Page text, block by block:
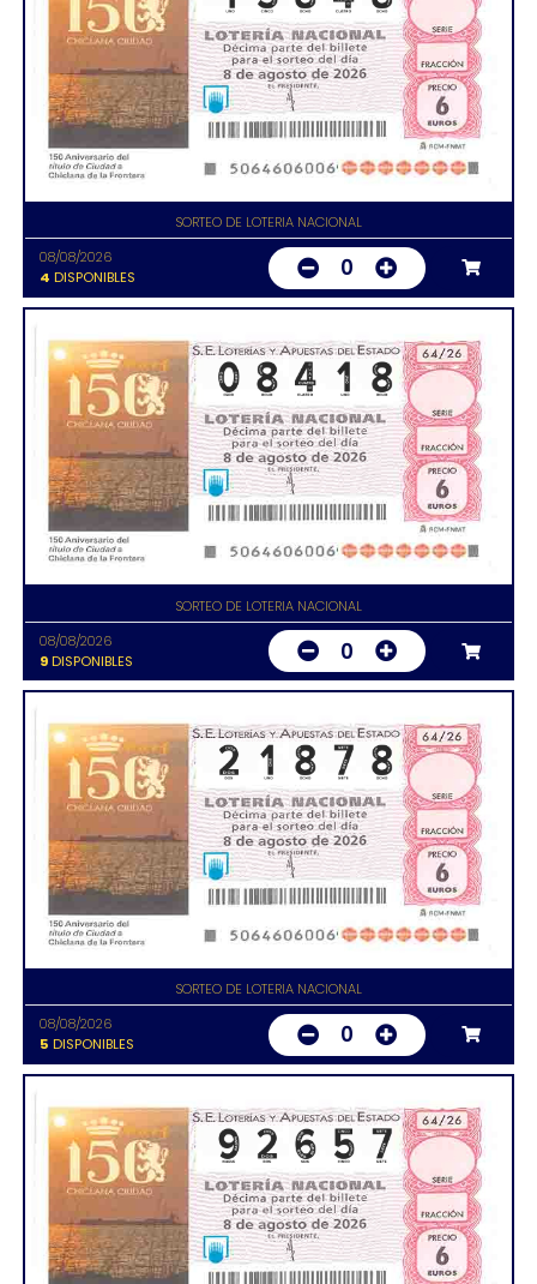
SORTEO DE LOTERIA NACIONAL
08/08/2026
4 DISPONIBLES 0
SORTEO DE LOTERIA NACIONAL
08/08/2026
9DISPONIBLES 0
SORTEO DE LOTERIA NACIONAL
08/08/2026
5 DISPONIBLES 0